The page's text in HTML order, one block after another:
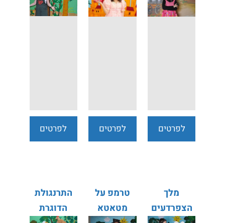
לפרטים
לפרטים
לפרטים
מלך
הצפרדעים
טרמפ על
מטאטא
התרנגולת
הדוגרת